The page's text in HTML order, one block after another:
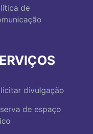
de
divulgação
de espaço